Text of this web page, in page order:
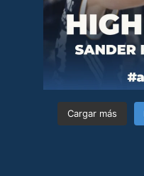
Cargar más